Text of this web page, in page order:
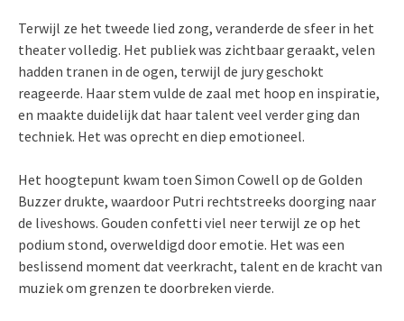
Terwijl ze het tweede lied zong, veranderde de sfeer in het
theater volledig. Het publiek was zichtbaar geraakt, velen
hadden tranen in de ogen, terwijl de jury geschokt
reageerde. Haar stem vulde de zaal met hoop en inspiratie,
en maakte duidelijk dat haar talent veel verder ging dan
techniek. Het was oprecht en diep emotioneel.
Het hoogtepunt kwam toen Simon Cowell op de Golden
Buzzer drukte, waardoor Putri rechtstreeks doorging naar
de liveshows. Gouden confetti viel neer terwijl ze op het
podium stond, overweldigd door emotie. Het was een
beslissend moment dat veerkracht, talent en de kracht van
muziek om grenzen te doorbreken vierde.